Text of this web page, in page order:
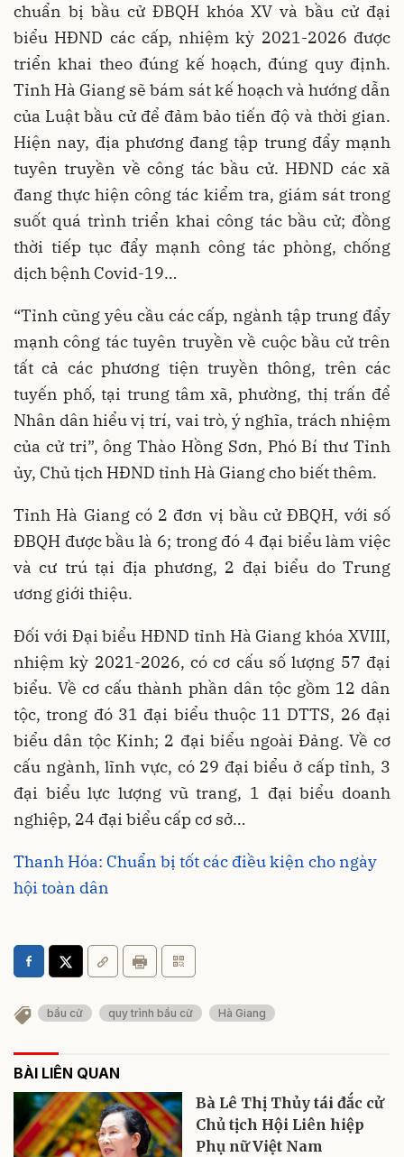
chuẩn bị bầu cử ĐBQH khóa XV và bầu cử đại
biểu HĐND các cấp, nhiệm kỳ 2021-2026 được
triển khai theo đúng kế hoạch, đúng quy định.
Tỉnh Hà Giang sẽ bám sát kế hoạch và hướng dẫn
của Luật bầu cử để đảm bảo tiến độ và thời gian.
Hiện nay, địa phương đang tập trung đẩy mạnh
tuyên truyền về công tác bầu cử. HĐND các xã
đang thực hiện công tác kiểm tra, giám sát trong
suốt quá trình triển khai công tác bầu cử; đồng
thời tiếp tục đẩy mạnh công tác phòng, chống
dịch bệnh Covid-19…
“Tỉnh cũng yêu cầu các cấp, ngành tập trung đẩy
mạnh công tác tuyên truyền về cuộc bầu cử trên
tất cả các phương tiện truyền thông, trên các
tuyến phố, tại trung tâm xã, phường, thị trấn để
Nhân dân hiểu vị trí, vai trò, ý nghĩa, trách nhiệm
của cử tri”, ông Thào Hồng Sơn, Phó Bí thư Tỉnh
ủy, Chủ tịch HĐND tỉnh Hà Giang cho biết thêm.
Tỉnh Hà Giang có 2 đơn vị bầu cử ĐBQH, với số
ĐBQH được bầu là 6; trong đó 4 đại biểu làm việc
và cư trú tại địa phương, 2 đại biểu do Trung
ương giới thiệu.
Đối với Đại biểu HĐND tỉnh Hà Giang khóa XVIII,
nhiệm kỳ 2021-2026, có cơ cấu số lượng 57 đại
biểu. Về cơ cấu thành phần dân tộc gồm 12 dân
tộc, trong đó 31 đại biểu thuộc 11 DTTS, 26 đại
biểu dân tộc Kinh; 2 đại biểu ngoài Đảng. Về cơ
cấu ngành, lĩnh vực, có 29 đại biểu ở cấp tỉnh, 3
đại biểu lực lượng vũ trang, 1 đại biểu doanh
nghiệp, 24 đại biểu cấp cơ sở…
Thanh Hóa: Chuẩn bị tốt các điều kiện cho ngày
hội toàn dân
bầu cử quy trình bầu cử Hà Giang
BÀI LIÊN QUAN
Bà Lê Thị Thủy tái đắc cử
Chủ tịch Hội Liên hiệp
Phụ nữ Việt Nam